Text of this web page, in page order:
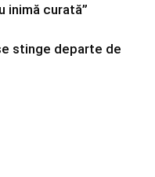
inimă curată”
stinge departe de